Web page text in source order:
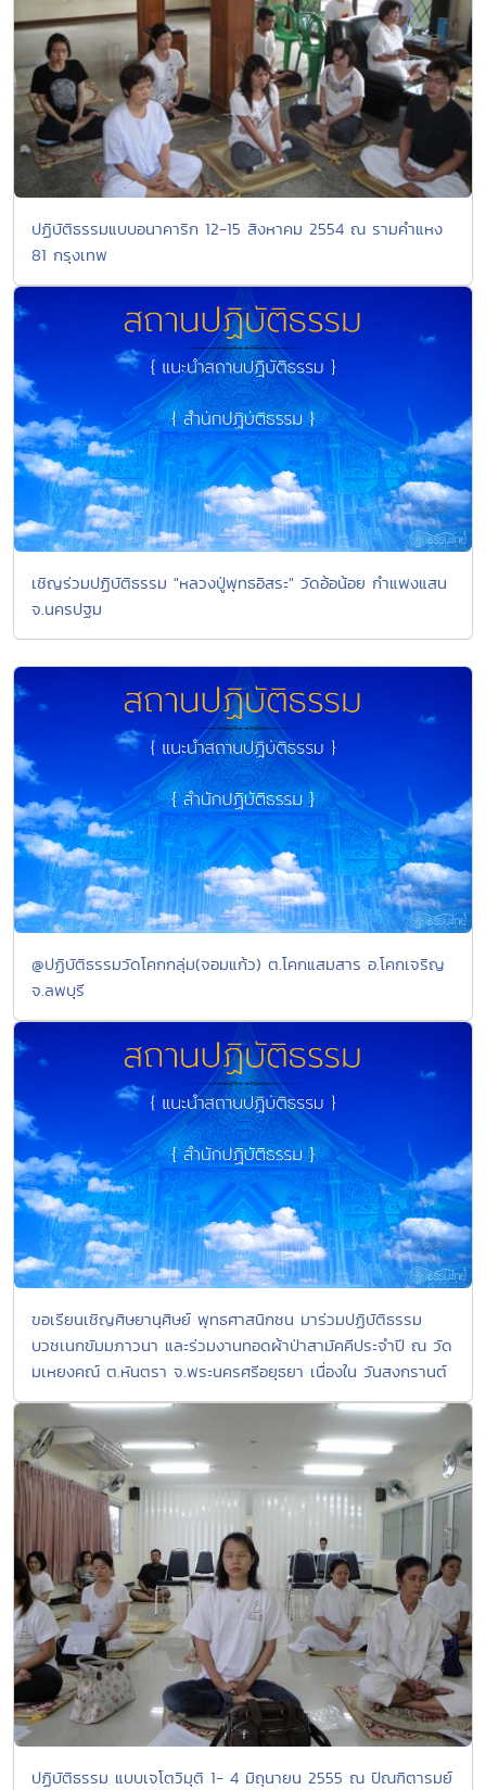
ปฏิบัติธรรมแบบอนาคาริก 12-15 สิงหาคม 2554 ณ รามคำแหง
81 กรุงเทพ
เชิญร่วมปฏิบัติธรรม "หลวงปู่พุทธอิสระ" วัดอ้อน้อย กำแพงแสน
จ.นครปฐม
@ปฏิบัติธรรมวัดโคกกลุ่ม(จอมแก้ว) ต.โคกแสมสาร อ.โคกเจริญ
จ.ลพบุรี
ขอเรียนเชิญศิษยานุศิษย์ พุทธศาสนิกชน มาร่วมปฏิบัติธรรม
บวชเนกขัมมภาวนา และร่วมงานทอดผ้าป่าสามัคคีประจำปี ณ วัด
มเหยงคณ์ ต.หันตรา จ.พระนครศรีอยุธยา เนื่องใน วันสงกรานต์
ปฏิบัติธรรม แบบเจโตวิมุติ 1- 4 มิถุนายน 2555 ณ ปัณฑิตารมย์